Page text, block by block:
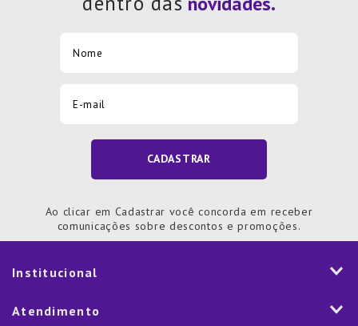
CADASTRAR
Ao clicar em Cadastrar você concorda em receber
comunicações sobre descontos e promoções.
Institucional
História
Atendimento